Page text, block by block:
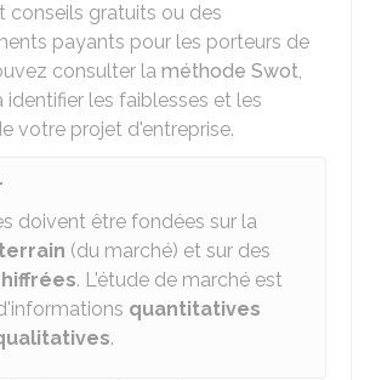
conseils gratuits ou des
payants pour les porteurs de
consulter la méthode Swot,
identifier les faiblesses et les
votre projet d'entreprise.
doivent être fondées sur la
(du marché) et sur des
. L'étude de marché est
quantitatives
.